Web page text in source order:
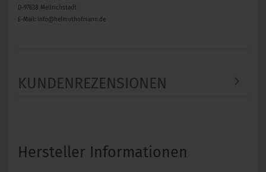
D-97638 Mellrichstadt
E-Mail: info@helmuthofmann.de
KUNDENREZENSIONEN
Hersteller Informationen